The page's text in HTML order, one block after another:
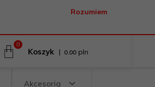
Rozumiem
0
Koszyk | 0.00 pln
Akcesoria